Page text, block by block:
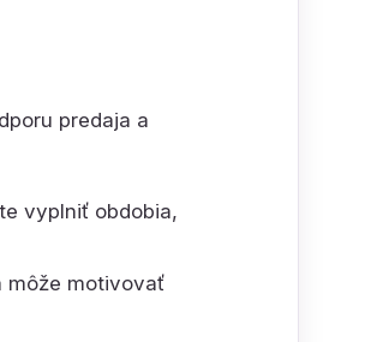
predaja a
vyplniť obdobia,
môže motivovať